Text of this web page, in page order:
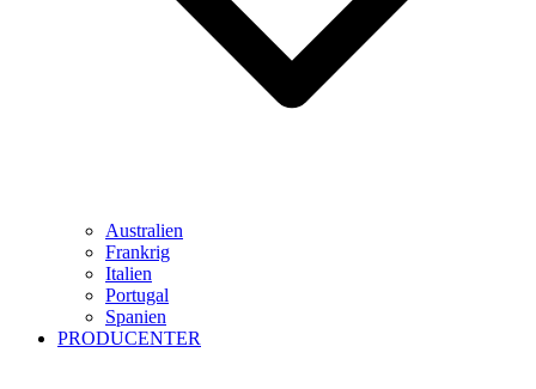
Australien
Frankrig
Italien
Portugal
Spanien
PRODUCENTER